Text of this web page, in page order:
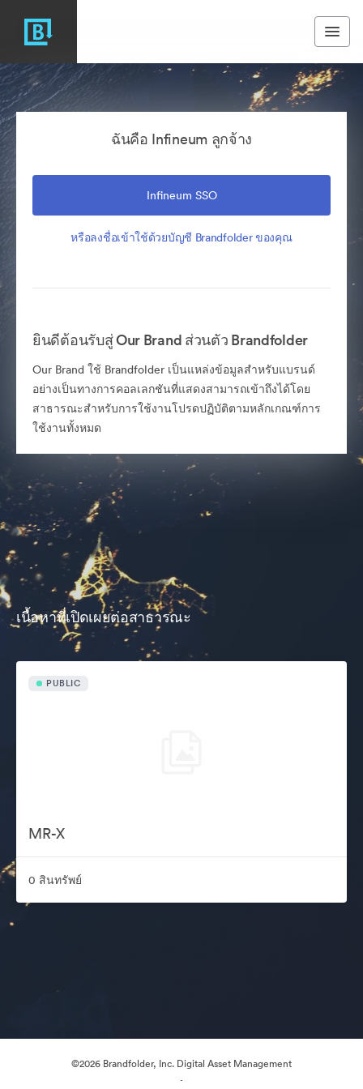
ฉันคือ Infineum ลูกจ้าง
Infineum SSO
หรือลงชื่อเข้าใช้ด้วยบัญชี Brandfolder ของคุณ
ยินดีต้อนรับสู่ Our Brand ส่วนตัว Brandfolder
Our Brand ใช้ Brandfolder เป็นแหล่งข้อมูลสำหรับแบรนด์
อย่างเป็นทางการคอลเลกชันที่แสดงสามารถเข้าถึงได้โดย
สาธารณะสำหรับการใช้งานโปรดปฏิบัติตามหลักเกณฑ์การ
ใช้งานทั้งหมด
เนื้อหาที่เปิดเผยต่อสาธารณะ
PUBLIC
MR-X
0 สินทรัพย์
©2026 Brandfolder, Inc. Digital Asset Management
·